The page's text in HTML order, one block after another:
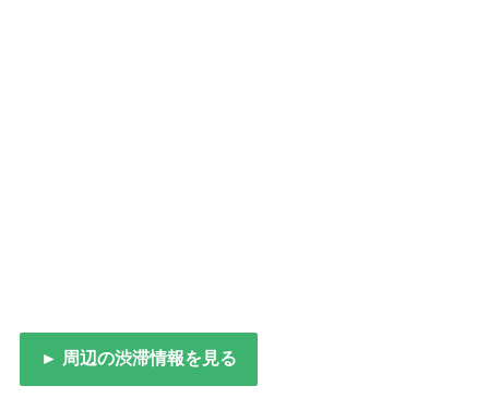
► 周辺の渋滞情報を見る